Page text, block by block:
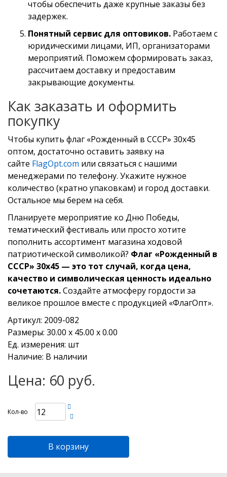
чтобы обеспечить даже крупные заказы без
задержек.
Понятный сервис для оптовиков. Работаем с
юридическими лицами, ИП, организаторами
мероприятий. Поможем сформировать заказ,
рассчитаем доставку и предоставим
закрывающие документы.
Как заказать и оформить
покупку
Чтобы купить флаг «Рожденный в СССР» 30х45
оптом, достаточно оставить заявку на
сайте FlagOpt.com или связаться с нашими
менеджерами по телефону. Укажите нужное
количество (кратно упаковкам) и город доставки.
Остальное мы берем на себя.
Планируете мероприятие ко Дню Победы,
тематический фестиваль или просто хотите
пополнить ассортимент магазина ходовой
патриотической символикой? Флаг «Рожденный в
СССР» 30х45 — это тот случай, когда цена,
качество и символическая ценность идеально
сочетаются.Создайте атмосферу гордости за
великое прошлое вместе с продукцией «ФлагОпт».
Артикул: 2009-082
Размеры: 30.00 х 45.00 х 0.00
Ед. измерения: шт
Наличие: В наличии
Цена: 60 руб.
Кол-во
В корзину